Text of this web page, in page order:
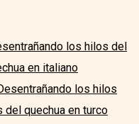
los hilos del
en italiano
los hilos
del quechua en turco